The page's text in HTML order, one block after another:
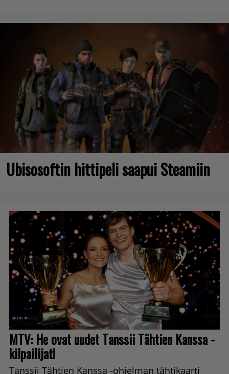
Ubisosoftin hittipeli saapui Steamiin